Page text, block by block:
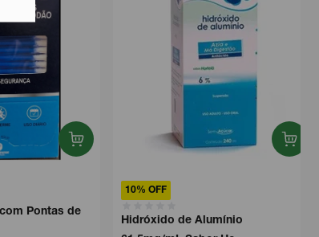
Pontas de
10% OFF
Hidróxido de Alumínio